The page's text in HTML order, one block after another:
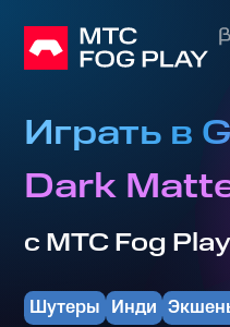
Играть в
Dark
с МТС Fog Play
Шутеры Инди